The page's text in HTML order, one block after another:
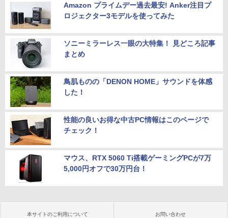
Amazon プライムデー過去最安! Anker注目プ
ロジェクター3モデルを使ってみた
ソニーミラーレス一眼の大特集！ 見どころ記事
まとめ
鳥肌ものの「DENON HOME」サウンドを体感
した！
性能の良いお得な中古PC情報はこのページで
チェック！
マウス、RTX 5060 Ti搭載ゲーミングPCが7万
5,000円オフで30万円台！
本サイトのご利用について お問い合わせ